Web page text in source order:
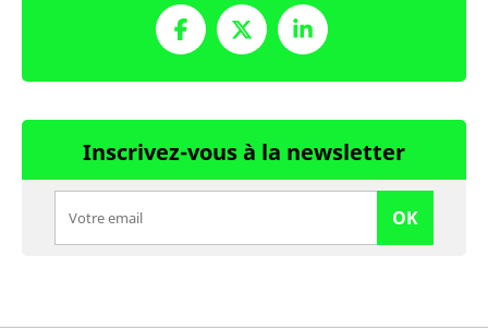
Inscrivez-vous à la newsletter
OK